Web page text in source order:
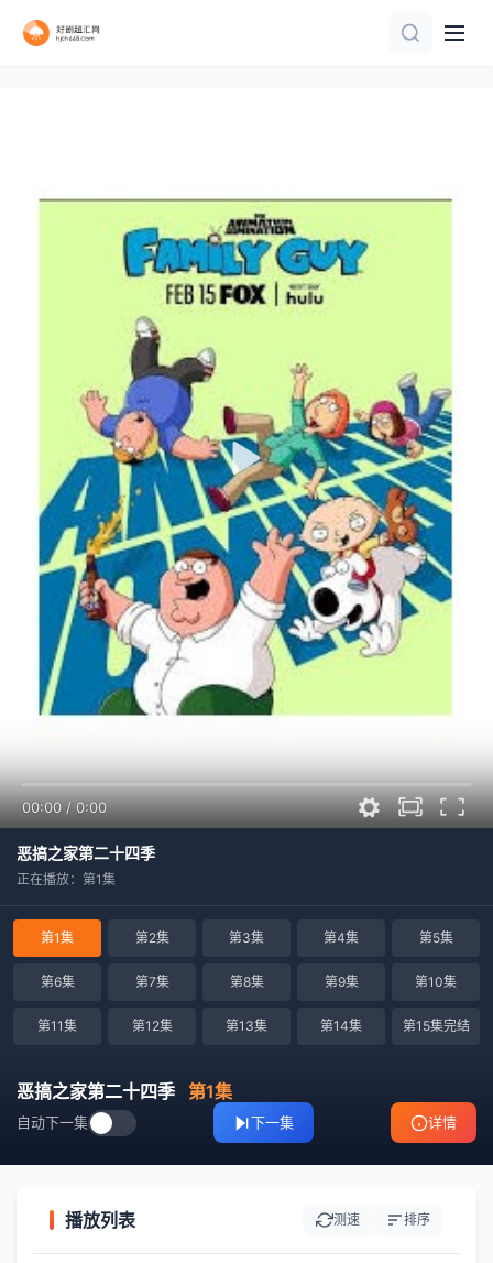
00:00/0:00
恶搞之家第二十四季
正在播放：第1集
第1集 第2集 第3集 第4集 第5集
第6集 第7集 第8集 第9集 第10集
第11集 第12集 第13集 第14集 第15集完结
恶搞之家第二十四季 第1集
自动下一集 下一集 详情
播放列表 测速 排序
连载中 连载到5集
第9集
第15集
TC国语
第12集完结
第5集
第126集已完结
第2集
第10集
第12集完结